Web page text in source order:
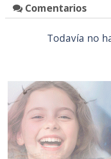
Comentarios
Todavía no